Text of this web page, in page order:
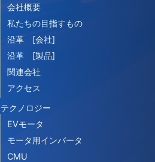
会社概要
私たちの目指すもの
沿革 [会社]
沿革 [製品]
関連会社
アクセス
テクノロジー
EVモータ
モータ用インバータ
CMU